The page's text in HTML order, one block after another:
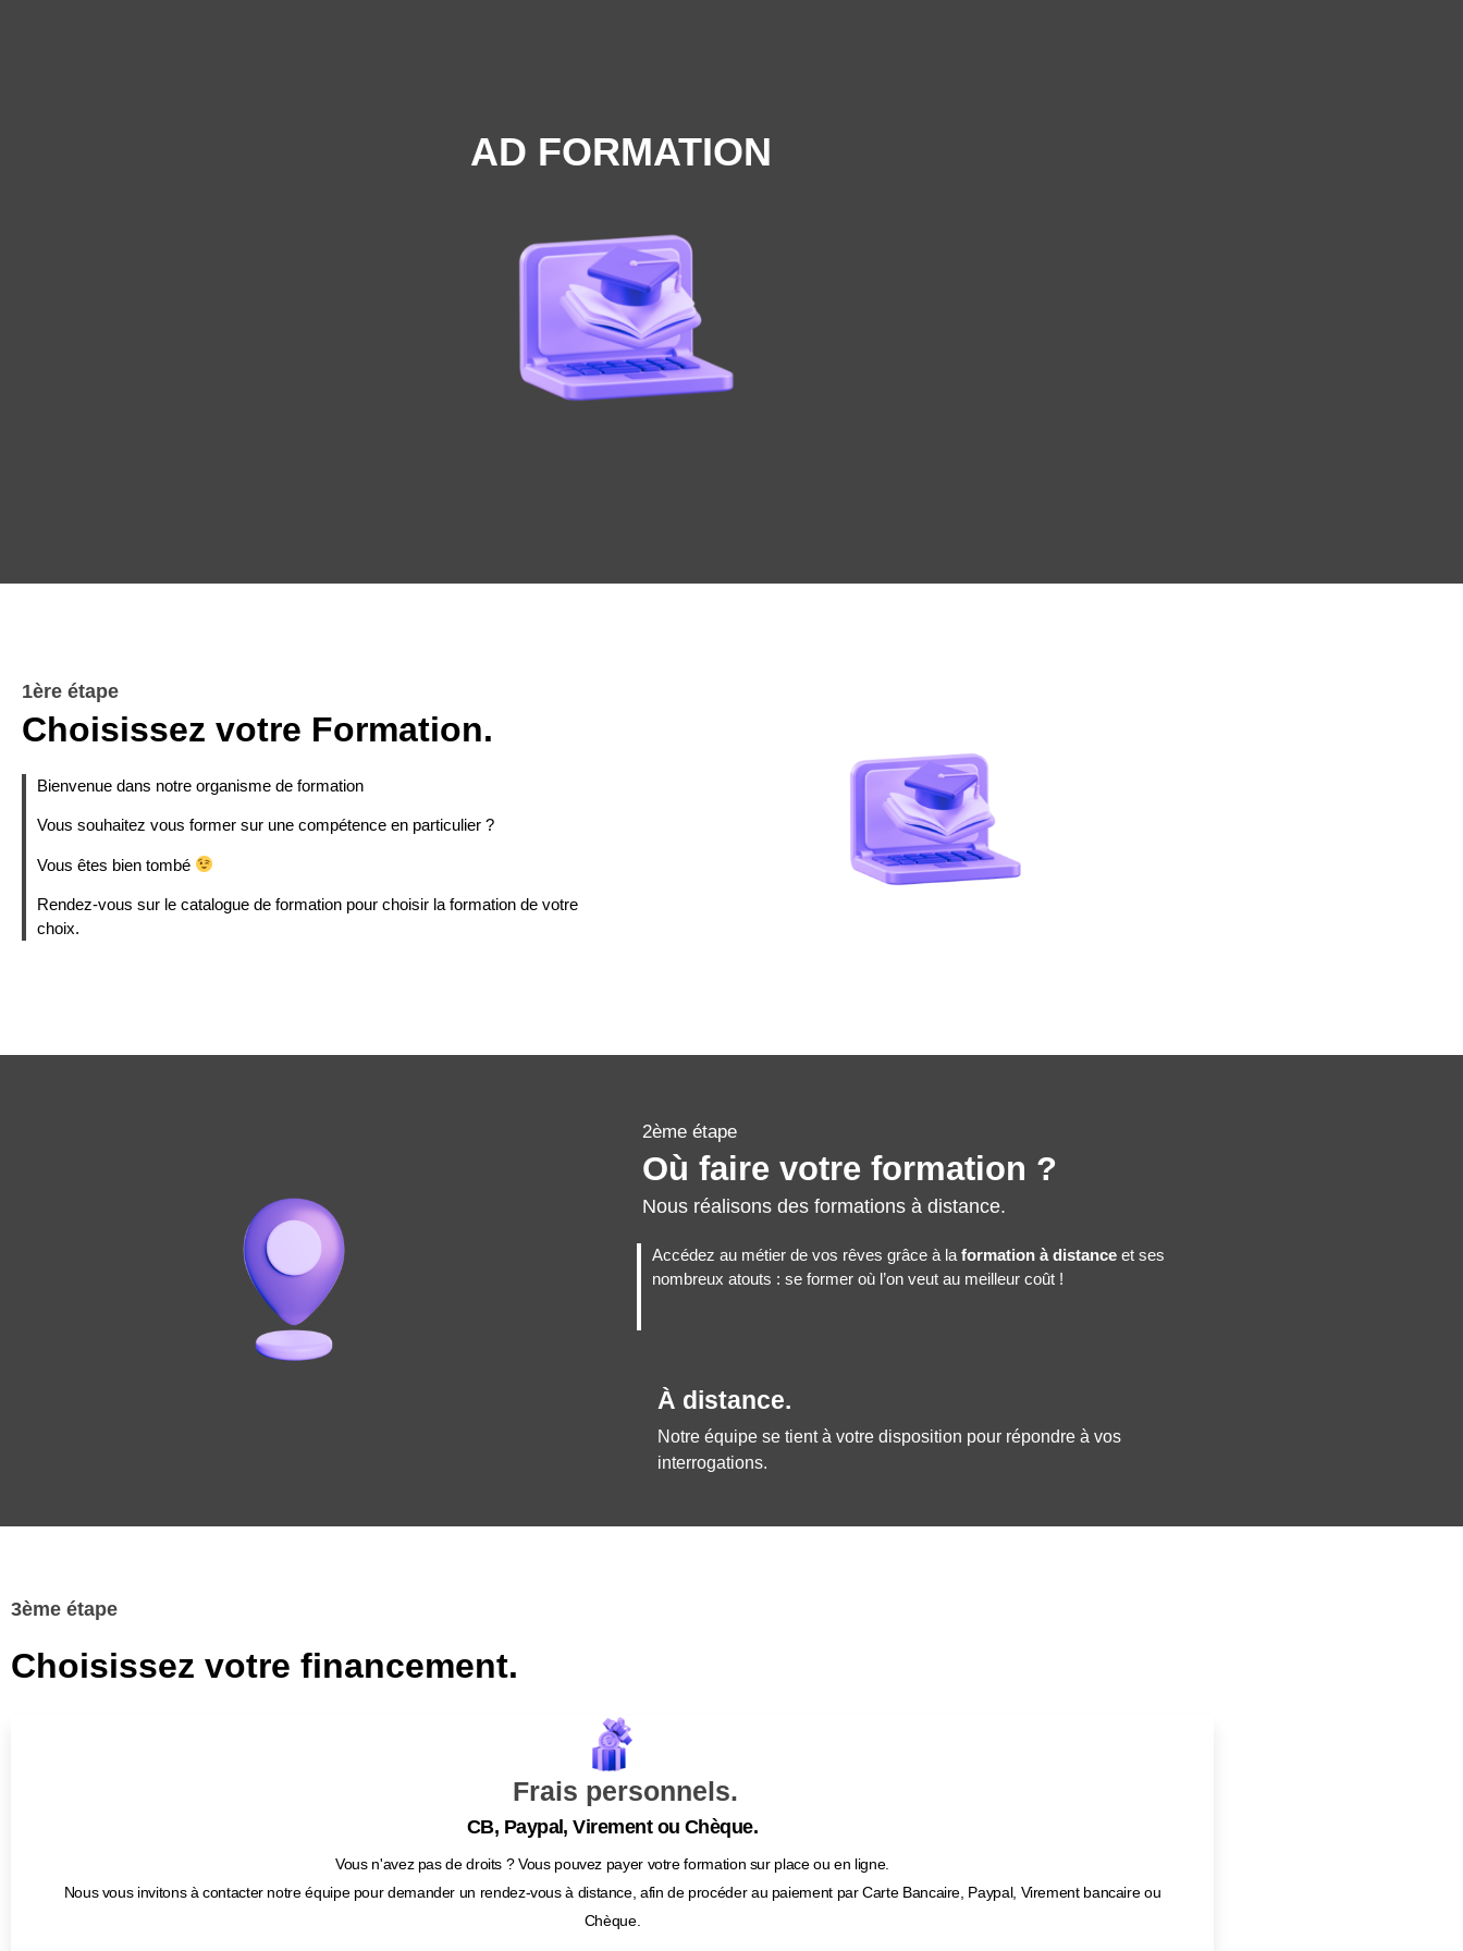
AD FORMATION
1ère étape
Choisissez votre Formation.
Bienvenue dans notre organisme de formation
Vous souhaitez vous former sur une compétence en particulier ?
Vous êtes bien tombé
Rendez-vous sur le catalogue de formation pour choisir la formation de votre
choix.
2ème étape
Où faire votre formation ?
Nous réalisons des formations à distance.
Accédez au métier de vos rêves grâce à la formation à distance et ses
nombreux atouts : se former où l’on veut au meilleur coût !
À distance.
Notre équipe se tient à votre disposition pour répondre à vos
interrogations.
3ème étape
Choisissez votre financement.
Frais personnels.
CB, Paypal, Virement ou Chèque.
Vous n'avez pas de droits ? Vous pouvez payer votre formation sur place ou en ligne.
Nous vous invitons à contacter notre équipe pour demander un rendez-vous à distance, afin de procéder au paiement par Carte Bancaire, Paypal, Virement bancaire ou
Chèque.